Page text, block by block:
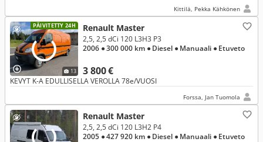
Kittilä, Pekka Kähkönen
PÄIVITETTY 24H
13
Renault Master
3 800 €
2,5, 2,5 dCi 120 L3H3 P3
2006 ● 300 000 km ● Diesel ● Manuaali ● Etuveto
KEVYT K-A EDULLISELLA VEROLLA 78e/VUOSI
Forssa, Jan Tuomola
Renault Master
2,5, 2,5 dCi 120 L3H2 P4
2005 ● 427 920 km ● Diesel ● Manuaali ● Etuveto